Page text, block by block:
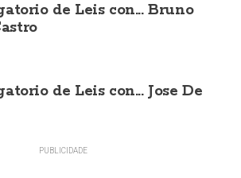
de Leis con... Bruno
de Leis con... Jose De